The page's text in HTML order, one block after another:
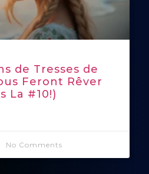
de Tresses de
Feront Rêver
La #10!)
No Comments